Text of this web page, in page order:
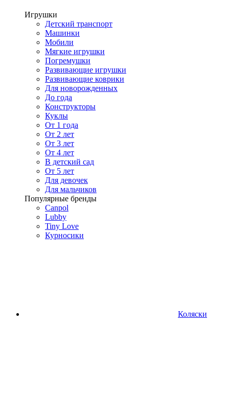
Игрушки
Детский транспорт
Машинки
Мобили
Мягкие игрушки
Погремушки
Развивающие игрушки
Развивающие коврики
Для новорожденных
До года
Конструкторы
Куклы
От 1 года
От 2 лет
От 3 лет
От 4 лет
В детский сад
От 5 лет
Для девочек
Для мальчиков
Популярные бренды
Canpol
Lubby
Tiny Love
Курносики
Коляски